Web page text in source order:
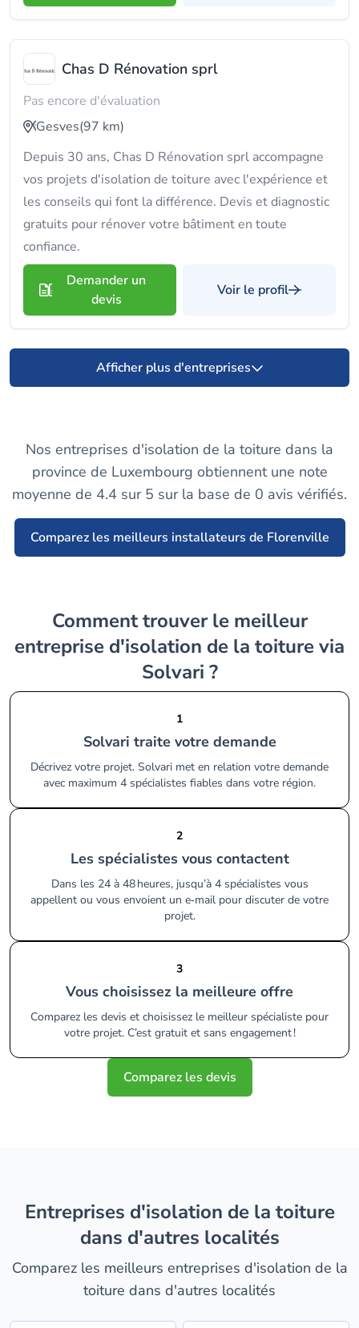
Chas D Rénovation sprl
Pas encore d'évaluation
Gesves(97 km)
Depuis 30 ans, Chas D Rénovation sprl accompagne
vos projets d'isolation de toiture avec l'expérience et
les conseils qui font la différence. Devis et diagnostic
gratuits pour rénover votre bâtiment en toute
confiance.
Demander un
devis
Voir le profil
Afficher plus d'entreprises
Nos entreprises d'isolation de la toiture dans la
province de Luxembourg obtiennent une note
moyenne de 4.4 sur 5 sur la base de 0 avis vérifiés.
Comparez les meilleurs installateurs de Florenville
Comment trouver le meilleur
entreprise d'isolation de la toiture via
Solvari ?
1
Solvari traite votre demande
Décrivez votre projet. Solvari met en relation votre demande
avec maximum 4 spécialistes fiables dans votre région.
2
Les spécialistes vous contactent
Dans les 24 à 48 heures, jusqu’à 4 spécialistes vous
appellent ou vous envoient un e‑mail pour discuter de votre
projet.
3
Vous choisissez la meilleure offre
Comparez les devis et choisissez le meilleur spécialiste pour
votre projet. C’est gratuit et sans engagement !
Comparez les devis
entreprises d'isolation de la toiture
dans d'autres localités
Comparez les meilleurs entreprises d'isolation de la
toiture dans d'autres localités